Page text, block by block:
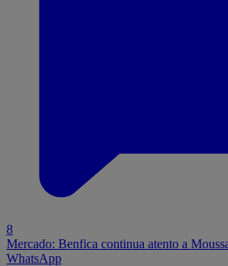
8
Mercado: Benfica continua atento a
WhatsApp